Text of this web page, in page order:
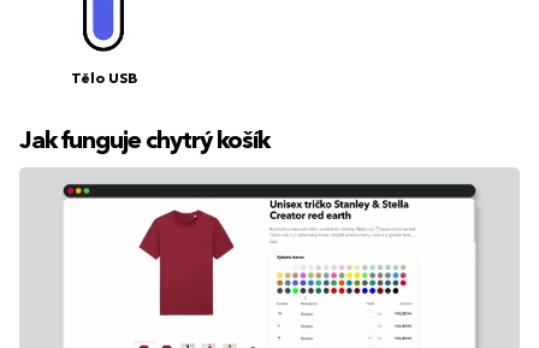
Tělo USB
Jak funguje chytrý košík